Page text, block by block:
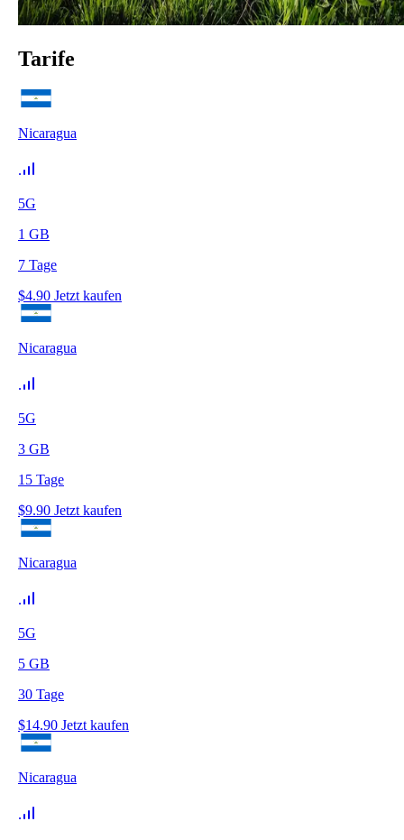
Tarife
Nicaragua
5G
1 GB
7 Tage
$4.90 Jetzt kaufen
Nicaragua
5G
3 GB
15 Tage
$9.90 Jetzt kaufen
Nicaragua
5G
5 GB
30 Tage
$14.90 Jetzt kaufen
Nicaragua